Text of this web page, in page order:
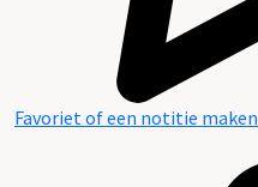
Favoriet of een notitie maken